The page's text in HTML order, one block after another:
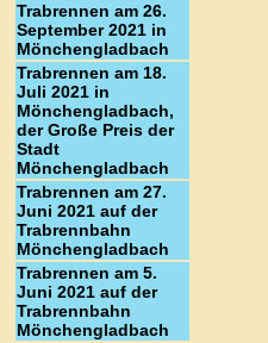
Trabrennen am 26.
September 2021 in
Mönchengladbach
Trabrennen am 18.
Juli 2021 in
Mönchengladbach,
der Große Preis der
Stadt
Mönchengladbach
Trabrennen am 27.
Juni 2021 auf der
Trabrennbahn
Mönchengladbach
Trabrennen am 5.
Juni 2021 auf der
Trabrennbahn
Mönchengladbach